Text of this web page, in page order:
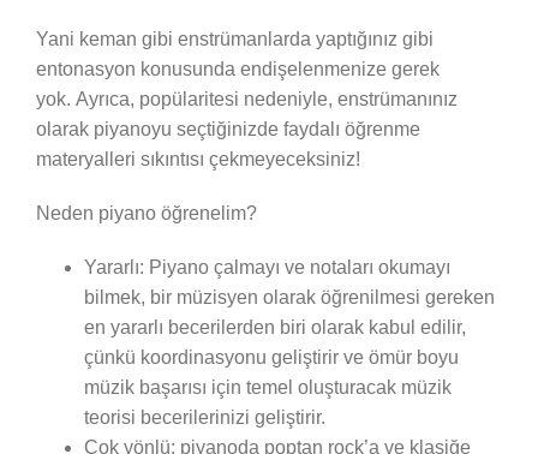
Yani keman gibi enstrümanlarda yaptığınız gibi
entonasyon konusunda endişelenmenize gerek
yok. Ayrıca, popülaritesi nedeniyle, enstrümanınız
olarak piyanoyu seçtiğinizde faydalı öğrenme
materyalleri sıkıntısı çekmeyeceksiniz!
Neden piyano öğrenelim?
Yararlı: Piyano çalmayı ve notaları okumayı
bilmek, bir müzisyen olarak öğrenilmesi gereken
en yararlı becerilerden biri olarak kabul edilir,
çünkü koordinasyonu geliştirir ve ömür boyu
müzik başarısı için temel oluşturacak müzik
teorisi becerilerinizi geliştirir.
Çok yönlü: piyanoda poptan rock’a ve klasiğe